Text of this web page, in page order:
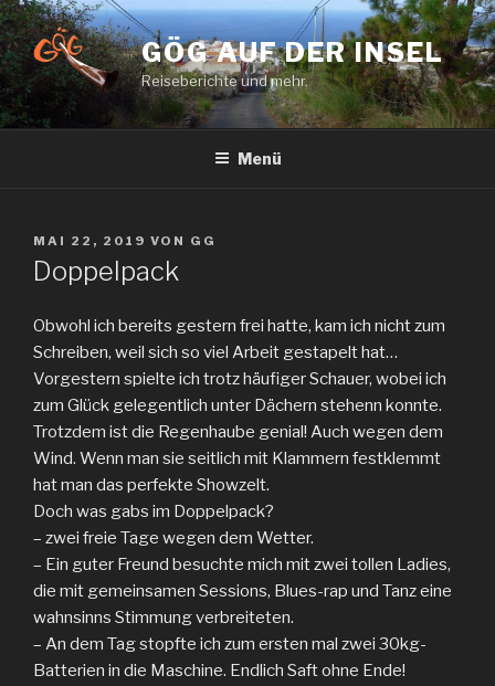
Zum
Inhalt
springen
GÖG AUF DER INSEL
Reiseberichte und mehr.
Menü
VERÖFFENTLICHT
AM
MAI 22, 2019 VON GG
Doppelpack
Obwohl ich bereits gestern frei hatte, kam ich nicht zum
Schreiben, weil sich so viel Arbeit gestapelt hat…
Vorgestern spielte ich trotz häufiger Schauer, wobei ich
zum Glück gelegentlich unter Dächern stehenn konnte.
Trotzdem ist die Regenhaube genial! Auch wegen dem
Wind. Wenn man sie seitlich mit Klammern festklemmt
hat man das perfekte Showzelt.
Doch was gabs im Doppelpack?
– zwei freie Tage wegen dem Wetter.
– Ein guter Freund besuchte mich mit zwei tollen Ladies,
die mit gemeinsamen Sessions, Blues-rap und Tanz eine
wahnsinns Stimmung verbreiteten.
– An dem Tag stopfte ich zum ersten mal zwei 30kg-
Batterien in die Maschine. Endlich Saft ohne Ende!